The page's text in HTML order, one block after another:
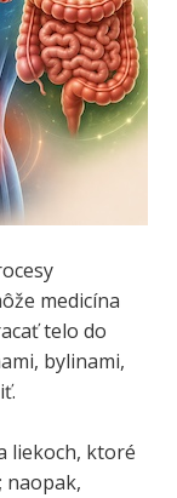
medicína
telo do
bylinami,
liekoch, ktoré
naopak,